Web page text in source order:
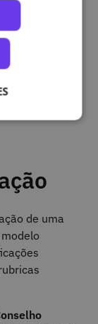
os grupos
estando
de uma